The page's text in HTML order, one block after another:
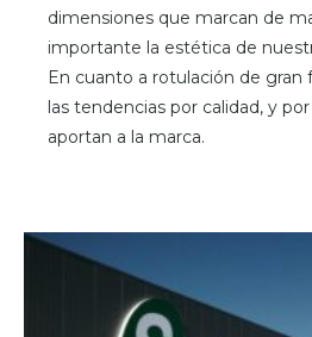
dimensiones que marcan de
importante la estética de
En cuanto a rotulación de gran
las tendencias por calidad, y
aportan a la marca.